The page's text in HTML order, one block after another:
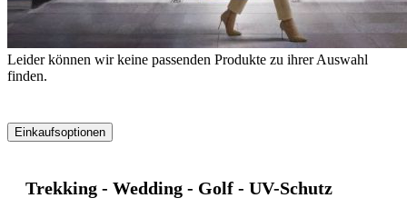
Einkaufsoptionen
Produktliste
springen
Leider können wir keine passenden Produkte zu ihrer Auswahl
finden.
Trekking - Wedding - Golf - UV-Schutz